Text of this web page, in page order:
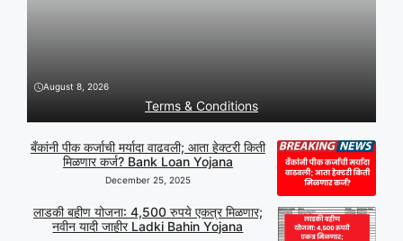
August 8, 2026
Terms & Conditions
बँकांनी पीक कर्जाची मर्यादा वाढवली; आता हेक्टरी किती
मिळणार कर्ज? Bank Loan Yojana
December 25, 2025
लाडकी बहीण योजना: 4,500 रुपये एकत्र मिळणार;
नवीन यादी जाहीर Ladki Bahin Yojana